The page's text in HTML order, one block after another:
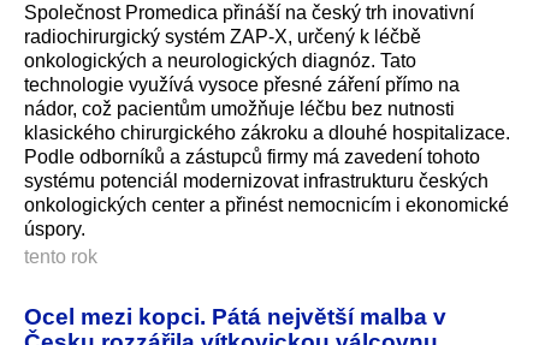
Společnost Promedica přináší na český trh inovativní
radiochirurgický systém ZAP-X, určený k léčbě
onkologických a neurologických diagnóz. Tato
technologie využívá vysoce přesné záření přímo na
nádor, což pacientům umožňuje léčbu bez nutnosti
klasického chirurgického zákroku a dlouhé hospitalizace.
Podle odborníků a zástupců firmy má zavedení tohoto
systému potenciál modernizovat infrastrukturu českých
onkologických center a přinést nemocnicím i ekonomické
úspory.
tento rok
Ocel mezi kopci. Pátá největší malba v